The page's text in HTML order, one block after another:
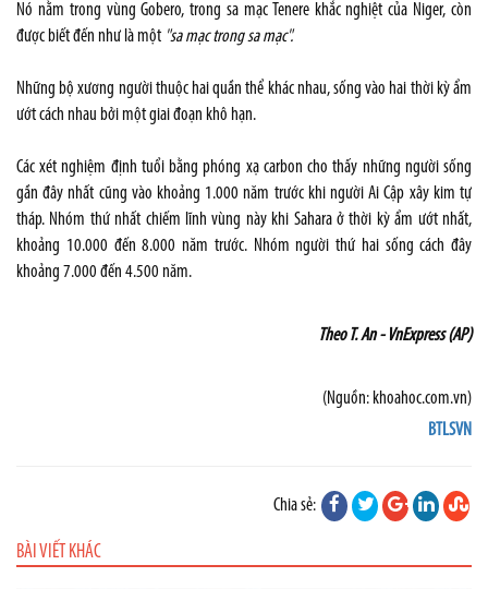
Nó nằm trong vùng Gobero, trong sa mạc Tenere khắc nghiệt của Niger, còn
được biết đến như là một "sa mạc trong sa mạc".
Những bộ xương người thuộc hai quần thể khác nhau, sống vào hai thời kỳ ẩm
ướt cách nhau bởi một giai đoạn khô hạn.
Các xét nghiệm định tuổi bằng phóng xạ carbon cho thấy những người sống
gần đây nhất cũng vào khoảng 1.000 năm trước khi người Ai Cập xây kim tự
tháp. Nhóm thứ nhất chiếm lĩnh vùng này khi Saharaở thời kỳ ẩm ướt nhất,
khoảng 10.000 đến 8.000 năm trước. Nhóm người thứ hai sống cách đây
khoảng 7.000 đến 4.500 năm.
Theo T. An - VnExpress (AP)
(Nguồn: khoahoc.com.vn)
BTLSVN
Chia sẻ:
BÀI VIẾT KHÁC